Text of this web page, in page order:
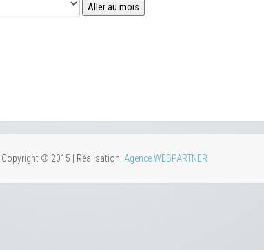
Aller au mois
Copyright © 2015 | Réalisation: Agence WEBPARTNER